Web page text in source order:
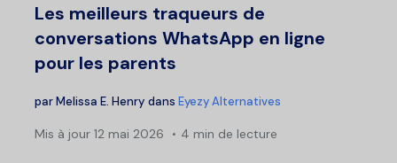
Les meilleurs traqueurs de
conversations WhatsApp en ligne
pour les parents
parMelissa E. Henry dans Eyezy Alternatives
Mis à jour 12 mai 2026 4 min de lecture